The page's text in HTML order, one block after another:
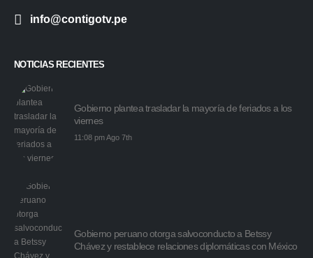
info@contigotv.pe
NOTICIAS RECIENTES
Gobierno plantea trasladar la mayoría de feriados a los
viernes
11:08 pm Ago 7th
Gobierno peruano otorga salvoconducto a Betssy
Chávez y restablece relaciones diplomáticas con México